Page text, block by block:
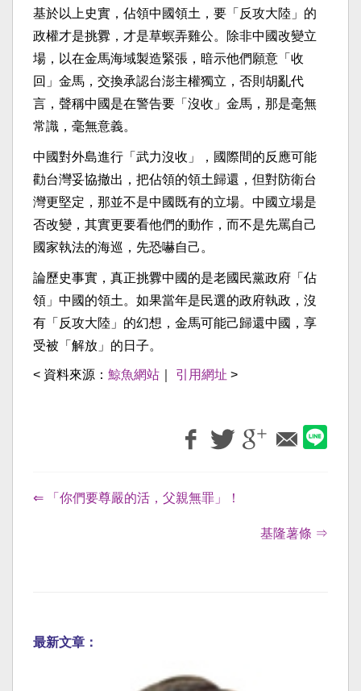
基於以上史實，佔領中國領土，要「反攻大陸」的
政權才是挑釁，才是草螟弄雞公。除非中國改變立
場，以在金馬海域製造緊張，暗示他們願意「收
回」金馬，交換承認台澎主權獨立，否則胡亂代
言，聲稱中國是在警告要「沒收」金馬，那是毫無
常識，毫無意義。
中國對外島進行「武力沒收」，國際間的反應可能
勸台灣妥協撤出，把佔領的領土歸還，但對防衛台
灣更堅定，那並不是中國既有的立場。中國立場是
否改變，其實更要看他們的動作，而不是先罵自己
國家執法的海巡，先恐嚇自己。
論歷史事實，真正挑釁中國的是老國民黨政府「佔
領」中國的領土。如果當年是民選的政府執政，沒
有「反攻大陸」的幻想，金馬可能己歸還中國，享
受被「解放」的日子。
< 資料來源： 鯨魚網站 引用網址 >
⇐ 「你們要尊嚴的活，父親無罪」！
基隆薯條 ⇒
最新文章：